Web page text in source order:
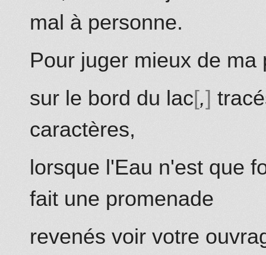
mal à personne.
Pour juger mieux de ma
sur le bord du lac ,
caractères,
lorsque l'Eau n'est que
fait une promenade
revenés voir votre